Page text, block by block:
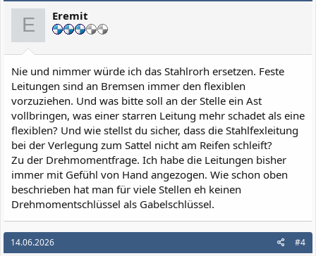
E Eremit
Nie und nimmer würde ich das Stahlrorh ersetzen. Feste
Leitungen sind an Bremsen immer den flexiblen
vorzuziehen. Und was bitte soll an der Stelle ein Ast
vollbringen, was einer starren Leitung mehr schadet als eine
flexiblen? Und wie stellst du sicher, dass die Stahlfexleitung
bei der Verlegung zum Sattel nicht am Reifen schleift?
Zu der Drehmomentfrage. Ich habe die Leitungen bisher
immer mit Gefühl von Hand angezogen. Wie schon oben
beschrieben hat man für viele Stellen eh keinen
Drehmomentschlüssel als Gabelschlüssel.
14.06.2026 #4